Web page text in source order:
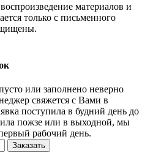
материалов и
только с письменного
или заполнено неверно
свяжется с Вами в
поступила в будний день до
пожзе или в выходной, мы
рабочий день.